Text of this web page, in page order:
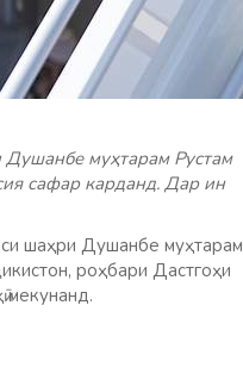
муҳтарам Рустам
сафар карданд. Дар ин
шаҳри Душанбе муҳтарам
роҳбари Дастгоҳи
мекунанд.